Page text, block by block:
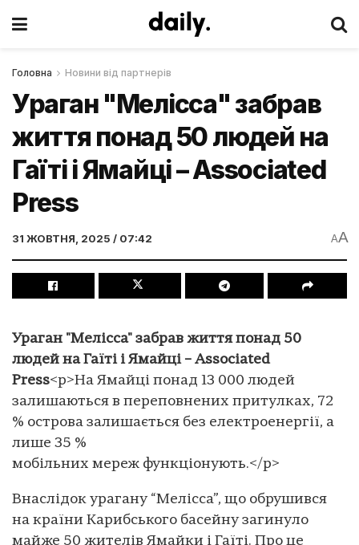
Головна Новини від партнерів
Ураган "Мелісса" забрав
життя понад 50 людей на
Гаїті і Ямайці – Associated
Press
31 ЖОВТНЯ, 2025 / 07:42 AA
Ураган "Мелісса" забрав життя понад 50
людей на Гаїті і Ямайці – Associated
Press<p>На Ямайці понад 13 000 людей
залишаються в переповнених притулках, 72
% острова залишається без електроенергії, а
лише 35 %
мобільних мереж функціонують.</p>
Внаслідок урагану “Мелісса”, що обрушився
на країни Карибського басейну загинуло
майже 50 жителів Ямайки і Гаїті. Про це